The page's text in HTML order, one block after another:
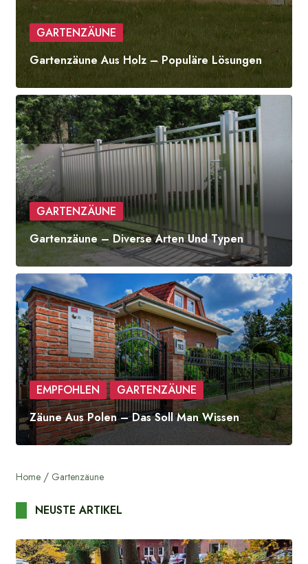
GARTENZÄUNE
Gartenzäune Aus Holz – Populäre Lösungen
GARTENZÄUNE
Gartenzäune – Diverse Arten Und Typen
EMPFOHLEN
GARTENZÄUNE
Zäune Aus Polen – Das Soll Man Wissen
Home Gartenzäune
NEUSTE ARTIKEL